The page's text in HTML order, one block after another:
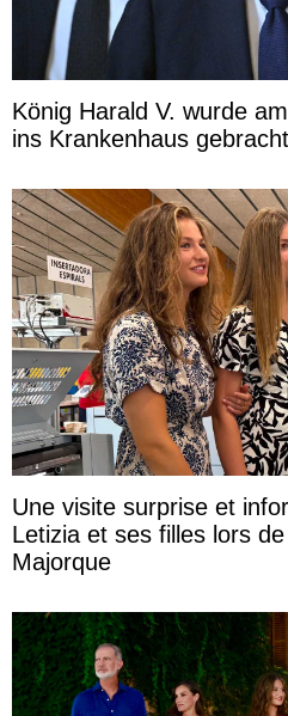
König Harald V. wurde
ins Krankenhaus gebracht
Une visite surprise et
Letizia et ses filles lors
Majorque